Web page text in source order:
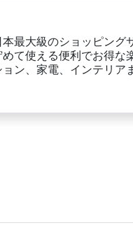
本最大級のショッピング
めて使える便利でお得な
ョン、家電、インテリア